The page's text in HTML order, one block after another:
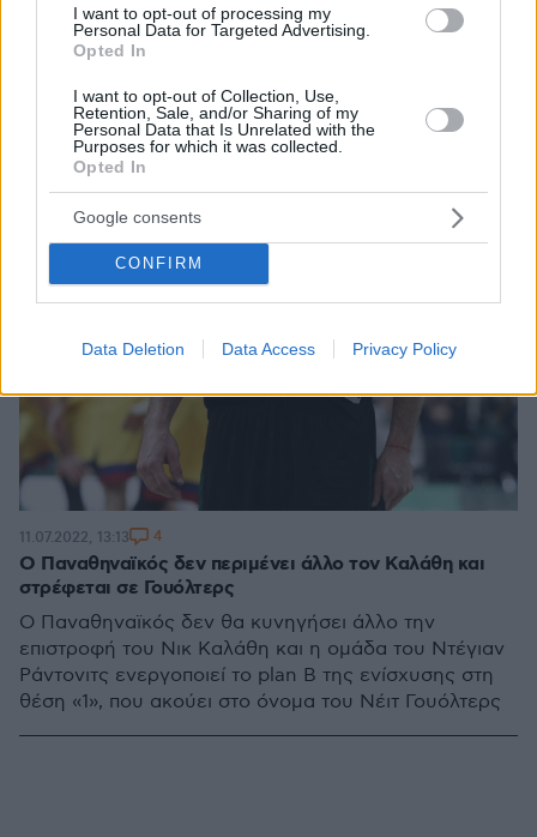
I want to opt-out of processing my
Personal Data for Targeted Advertising.
Opted In
I want to opt-out of Collection, Use,
Retention, Sale, and/or Sharing of my
Personal Data that Is Unrelated with the
Purposes for which it was collected.
Opted In
Google consents
CONFIRM
Data Deletion Data Access Privacy Policy
Ο Παναθηναϊκός δεν περιμένει άλλο τον Καλάθη και
στρέφεται σε Γουόλτερς
Ο Παναθηναϊκός δεν θα κυνηγήσει άλλο την
επιστροφή του Νικ Καλάθη και η ομάδα του Ντέγιαν
Ράντονιτς ενεργοποιεί το plan B της ενίσχυσης στη
θέση «1», που ακούει στο όνομα του Νέιτ Γουόλτερς
11.07.2022, 13:13 4